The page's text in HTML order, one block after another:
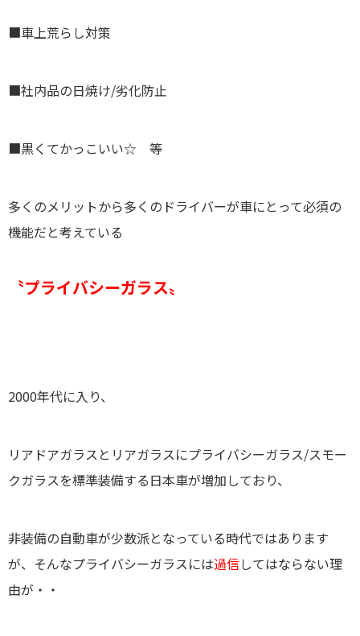
■車上荒らし対策
■社内品の日焼け/劣化防止
■黒くてかっこいい☆ 等
多くのメリットから多くのドライバーが車にとって必須の
機能だと考えている
〝プライバシーガラス〟
2000年代に入り、
リアドアガラスとリアガラスにプライバシーガラス/スモー
クガラスを標準装備する日本車が増加しており、
非装備の自動車が少数派となっている時代ではあります
が、そんなプライバシーガラスには過信してはならない理
由が・・